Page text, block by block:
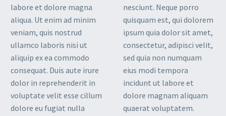
labore et dolore magna
aliqua. Ut enim ad minim
veniam, quis nostrud
ullamco laboris nisi ut
aliquip ex ea commodo
consequat. Duis aute irure
dolor in reprehenderit in
voluptate velit esse cillum
dolore eu fugiat nulla
nesciunt. Neque porro
quisquam est, qui dolorem
ipsum quia dolor sit amet,
consectetur, adipisci velit,
sed quia non numquam
eius modi tempora
incidunt ut labore et
dolore magnam aliquam
quaerat voluptatem.